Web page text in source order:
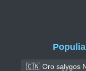
🇨🇳 Oro sąlygos